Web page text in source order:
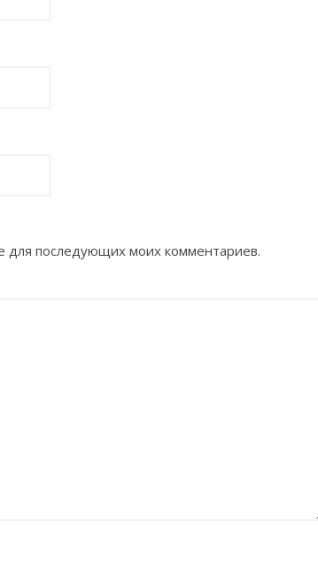
для последующих моих комментариев.